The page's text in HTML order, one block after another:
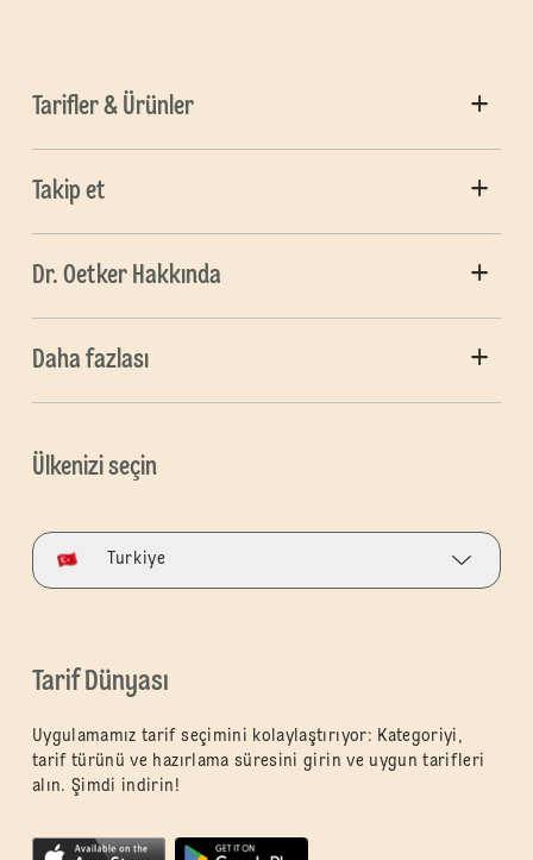
Tarifler & Ürünler
Takip et
Dr. Oetker Hakkında
Daha fazlası
Ülkenizi seçin
Turkiye
Tarif Dünyası
Uygulamamız tarif seçimini kolaylaştırıyor: Kategoriyi,
tarif türünü ve hazırlama süresini girin ve uygun tarifleri
alın. Şimdi indirin!